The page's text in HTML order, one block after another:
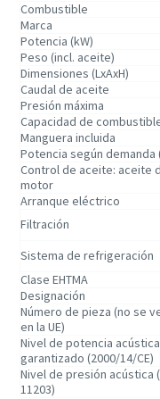
Combustible
Marca
Potencia (kW)
Peso (incl. aceite)
Dimensiones (LxAxH)
Caudal de aceite
Presión máxima
Capacidad de
Manguera incluida
Potencia según demanda
Control de aceite: aceite
motor
Arranque eléctrico
Filtración
Sistema de refrigeración
Clase EHTMA
Designación
Número de pieza (no se
en la UE)
Nivel de potencia acústica
garantizado (2000/14/CE)
Nivel de presión acústica
11203)